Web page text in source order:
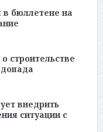
бюллетене на
строительстве
внедрить
ситуации с